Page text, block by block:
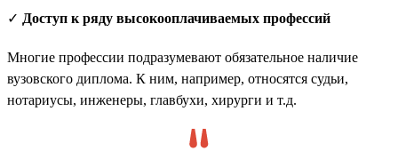
✓ Доступ к ряду высокооплачиваемых профессий
Многие профессии подразумевают обязательное наличие
вузовского диплома. К ним, например, относятся судьи,
нотариусы, инженеры, главбухи, хирурги и т.д.